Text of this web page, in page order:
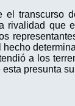
rivalidad
a los
presunta